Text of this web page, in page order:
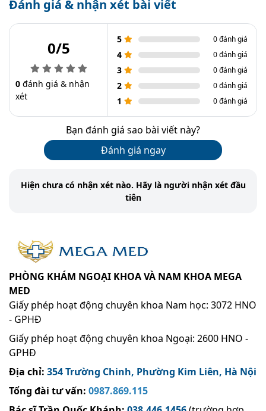
Đánh giá & nhận xét bài viết
0/5
0 đánh giá & nhận
xét
5 0 đánh giá
4 0 đánh giá
3 0 đánh giá
2 0 đánh giá
1 0 đánh giá
Bạn đánh giá sao bài viết này?
Đánh giá ngay
Hiện chưa có nhận xét nào. Hãy là người nhận xét đầu
tiên
PHÒNG KHÁM NGOẠI KHOA VÀ NAM KHOA MEGA
MED
Giấy phép hoạt động chuyên khoa Nam học: 3072 HNO
- GPHĐ
Giấy phép hoạt động chuyên khoa Ngoại: 2600 HNO -
GPHĐ
Địa chỉ: 354 Trường Chinh, Phường Kim Liên, Hà Nội
Tổng đài tư vấn: 0987.869.115